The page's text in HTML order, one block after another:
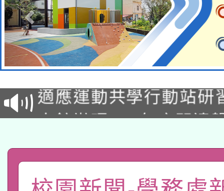
本校115學年度第2次
招甄選結果公告(無人
招)
適應運動共學行動站研
本館辦理115年度閱讀
礎課程
A3數位素養講師名單